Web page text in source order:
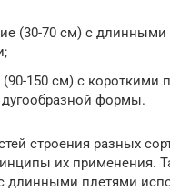
(30-70 см) с длинными
150 см) с
формы.
строения разных
их применения.
длинными плетями